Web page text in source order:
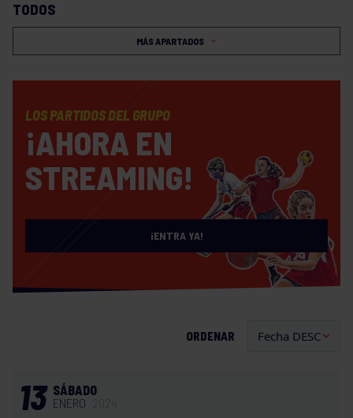
TODOS
MÁS APARTADOS
LOS PARTIDOS DEL GRUPO
¡AHORA EN
STREAMING!
¡ENTRA YA!
ORDENAR
13 SÁBADO
ENERO